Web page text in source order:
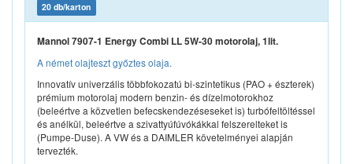
20 db/karton
Mannol 7907-1 Energy Combi LL 5W-30 motorolaj, 1lit.
A német olajteszt győztes olaja.
Innovatív univerzális többfokozatú bi-szintetikus (PAO + észterek)
prémium motorolaj modern benzin- és dízelmotorokhoz
(beleértve a közvetlen befecskendezéseseket is) turbófeltöltéssel
és anélkül, beleértve a szivattyúfúvókákkal felszerelteket is
(Pumpe-Duse). A VW és a DAIMLER követelményei alapján
tervezték.